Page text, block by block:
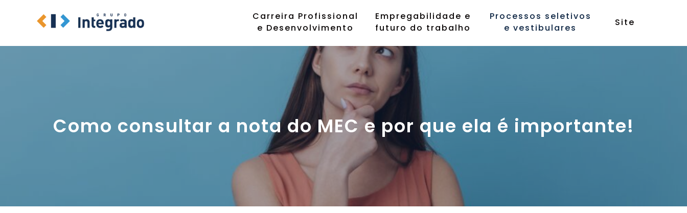
conteúdo
Carreira Profissional
e Desenvolvimento
Empregabilidade e
futuro do trabalho
Processos seletivos
e vestibulares
Site
Como consultar a nota do MEC e por que ela é importante!